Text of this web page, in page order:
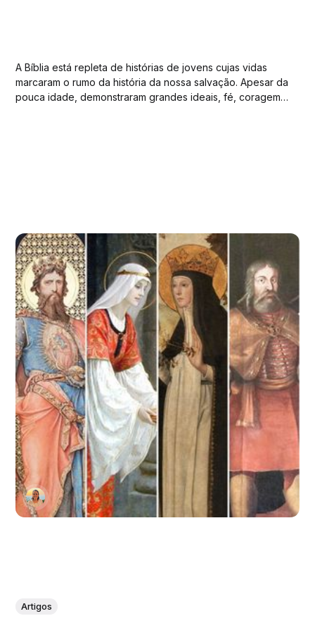
A Bíblia está repleta de histórias de jovens cujas vidas
marcaram o rumo da história da nossa salvação. Apesar da
pouca idade, demonstraram grandes ideais, fé, coragem,
Artigos